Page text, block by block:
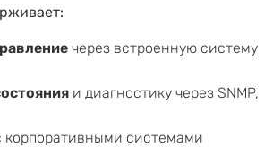
через встроенную систему
и диагностику через SNMP,
корпоративными системами